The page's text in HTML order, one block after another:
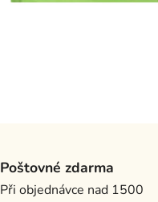
Poštovné zdarma
Při objednávce nad 1500